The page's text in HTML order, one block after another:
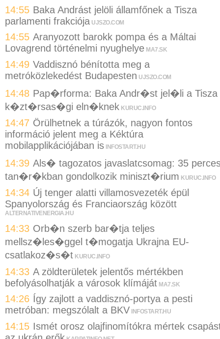
14:55 Baka Andrást jelöli államfőnek a Tisza
parlamenti frakciója UJSZO.COM
14:55 Aranyozott barokk pompa és a Máltai
Lovagrend történelmi nyughelye MA7.SK
14:49 Vaddisznó bénította meg a
metróközlekedést Budapesten UJSZO.COM
14:48 Pap�rforma: Baka Andr�st jel�li a Tisza
k�zt�rsas�gi eln�knek KURUC.INFO
14:47 Örülhetnek a túrázók, nagyon fontos
információ jelent meg a Kéktúra
mobilapplikációjában is INFOSTART.HU
14:39 Als� tagozatos javaslatcsomag: 35
tan�r�kban gondolkozik miniszt�rium KURUC.INFO
14:34 Új tenger alatti villamosvezeték épül
Spanyolország és Franciaország között
ALTERNATIVENERGIA.HU
14:33 Orb�n szerb bar�tja teljes
mellsz�les�ggel t�mogatja Ukrajna EU-
csatlakoz�s�t KURUC.INFO
14:33 A zöldterületek jelentős mértékben
befolyásolhatják a városok klímáját MA7.SK
14:26 Így zajlott a vaddisznó-portya a pesti
metróban: megszólalt a BKV INFOSTART.HU
14:15 Ismét orosz olajfinomítókra mértek